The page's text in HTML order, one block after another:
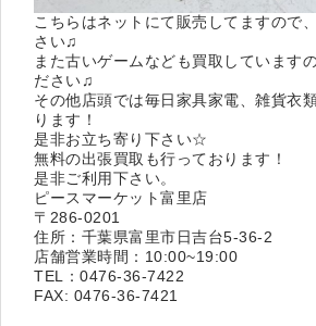
こちらはネットにて販売してますので
さい♫
また古いゲームなども買取しています
ださい♫
その他店頭では毎日家具家電、雑貨衣
ります！
是非お立ち寄り下さい☆
無料の出張買取も行っております！
是非ご利用下さい。
ピースマーケット富里店
〒286-0201
住所：千葉県富里市日吉台5-36-2
店舗営業時間：10:00~19:00
TEL：0476-36-7422
FAX: 0476-36-7421